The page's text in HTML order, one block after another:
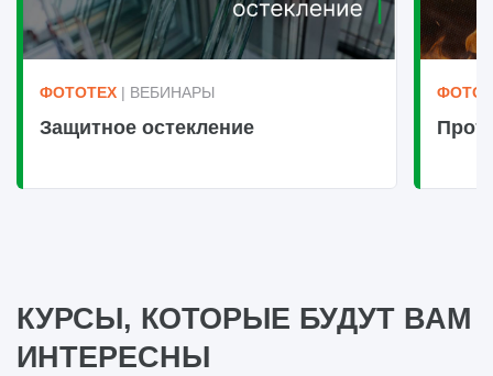
ФОТОТЕХ | ВЕБИНАРЫ
Защитное остекление
КУРСЫ, КОТОРЫЕ БУДУТ ВАМ
ИНТЕРЕСНЫ